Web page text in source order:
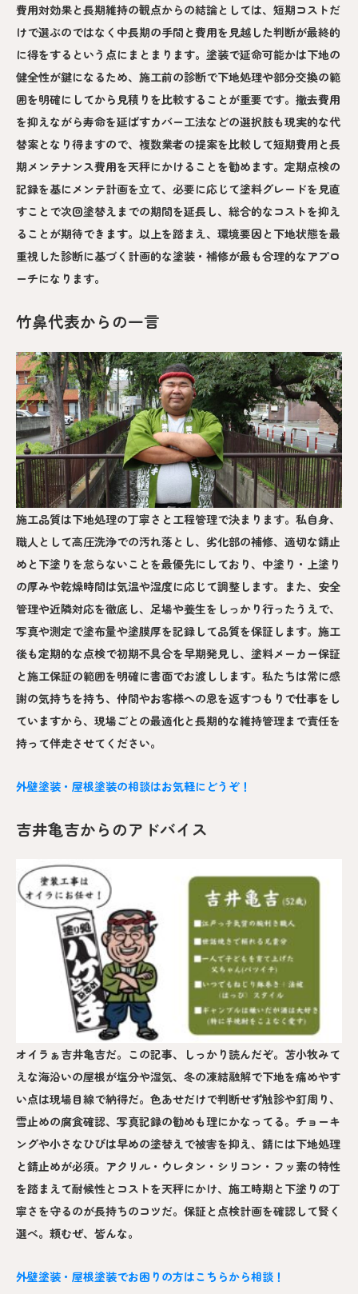
費用対効果と長期維持の観点からの結論としては、短期コストだ
けで選ぶのではなく中長期の手間と費用を見越した判断が最終的
に得をするという点にまとまります。塗装で延命可能かは下地の
健全性が鍵になるため、施工前の診断で下地処理や部分交換の範
囲を明確にしてから見積りを比較することが重要です。撤去費用
を抑えながら寿命を延ばすカバー工法などの選択肢も現実的な代
替案となり得ますので、複数業者の提案を比較して短期費用と長
期メンテナンス費用を天秤にかけることを勧めます。定期点検の
記録を基にメンテ計画を立て、必要に応じて塗料グレードを見直
すことで次回塗替えまでの期間を延長し、総合的なコストを抑え
ることが期待できます。以上を踏まえ、環境要因と下地状態を最
重視した診断に基づく計画的な塗装・補修が最も合理的なアプロ
ーチになります。
竹鼻代表からの一言
施工品質は下地処理の丁寧さと工程管理で決まります。私自身、
職人として高圧洗浄での汚れ落とし、劣化部の補修、適切な錆止
めと下塗りを怠らないことを最優先にしており、中塗り・上塗り
の厚みや乾燥時間は気温や湿度に応じて調整します。また、安全
管理や近隣対応を徹底し、足場や養生をしっかり行ったうえで、
写真や測定で塗布量や塗膜厚を記録して品質を保証します。施工
後も定期的な点検で初期不具合を早期発見し、塗料メーカー保証
と施工保証の範囲を明確に書面でお渡しします。私たちは常に感
謝の気持ちを持ち、仲間やお客様への恩を返すつもりで仕事をし
ていますから、現場ごとの最適化と長期的な維持管理まで責任を
持って伴走させてください。
外壁塗装・屋根塗装の相談はお気軽にどうぞ！
吉井亀吉からのアドバイス
オイラぁ吉井亀吉だ。この記事、しっかり読んだぞ。苫小牧みて
えな海沿いの屋根が塩分や湿気、冬の凍結融解で下地を痛めやす
い点は現場目線で納得だ。色あせだけで判断せず触診や釘周り、
雪止めの腐食確認、写真記録の勧めも理にかなってる。チョーキ
ングや小さなひびは早めの塗替えで被害を抑え、錆には下地処理
と錆止めが必須。アクリル・ウレタン・シリコン・フッ素の特性
を踏まえて耐候性とコストを天秤にかけ、施工時期と下塗りの丁
寧さを守るのが長持ちのコツだ。保証と点検計画を確認して賢く
選べ。頼むぜ、皆んな。
外壁塗装・屋根塗装でお困りの方はこちらから相談！